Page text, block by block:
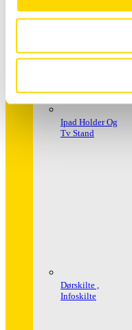
Ipad Holder Og
Tv Stand
Dørskilte ,
Infoskilte